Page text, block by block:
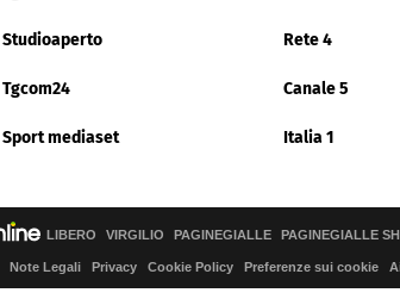
Studioaperto Rete 4
Tgcom24 Canale 5
Sport mediaset Italia 1
LIBERO VIRGILIO PAGINEGIALLE PAGINEGIALLE
Note Legali Privacy Cookie Policy Preferenze sui cookie